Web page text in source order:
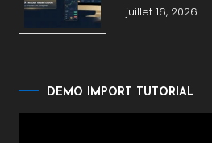
juillet 16, 2026
DEMO IMPORT TUTORIAL